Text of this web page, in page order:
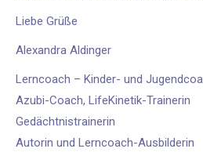
Liebe Grüße
Alexandra Aldinger
Lerncoach – Kinder- und
Azubi-Coach, LifeKinetik-Trainerin
Gedächtnistrainerin
Autorin und Lerncoach-Ausbilderin